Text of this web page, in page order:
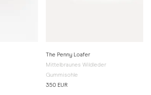
The Penny Loafer
Mittelbraunes Wildleder
Gummisohle
350 EUR